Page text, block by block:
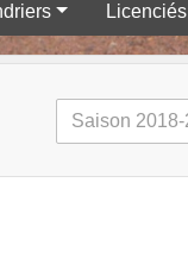
Licenciés